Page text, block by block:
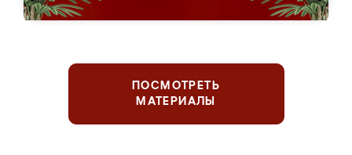
ПОСМОТРЕТЬ
МАТЕРИАЛЫ